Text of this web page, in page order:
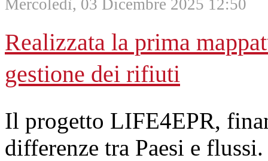
Mercoledì, 03 Dicembre 2025 12:50
Realizzata la prima
gestione dei rifiuti
Il progetto LIFE4EPR,
differenze tra Paesi e flussi.